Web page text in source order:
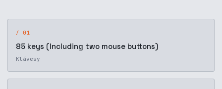
/ 01
85 keys (Including two mouse buttons)
Klávesy